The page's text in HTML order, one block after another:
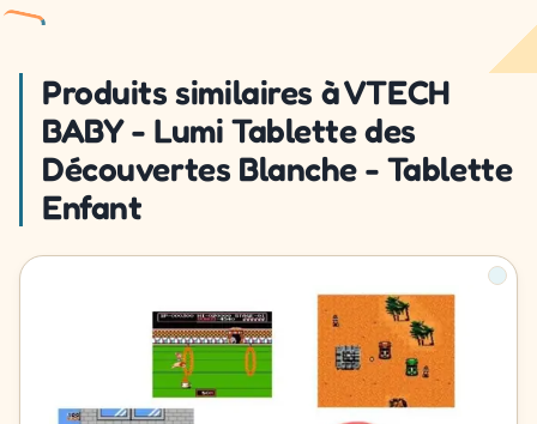
Produits similaires à VTECH
BABY - Lumi Tablette des
Découvertes Blanche - Tablette
Enfant